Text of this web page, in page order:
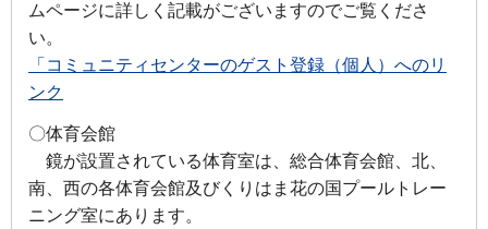
ムページに詳しく記載がございますのでご覧くださ
い。
「コミュニティセンターのゲスト登録（個人）へのリ
ンク
〇体育会館
鏡が設置されている体育室は、総合体育会館、北、
南、西の各体育会館及びくりはま花の国プールトレー
ニング室にあります。